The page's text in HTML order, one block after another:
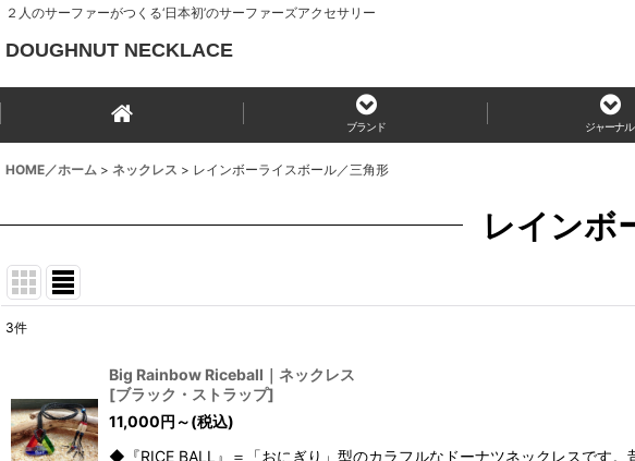
２人のサーファーがつくる‘日本初’のサーファーズアクセサリー
DOUGHNUT NECKLACE
ブランド ジャーナル
HOME／ホーム > ネックレス > レインボーライスボール／三角形
レインボ
並び順:
3件
Big Rainbow Riceball｜ネックレス
[ブラック・ストラップ]
11,000円 ～(税込)
◆『RICE BALL』＝「おにぎり」型のカラフルなドーナツネックレスです